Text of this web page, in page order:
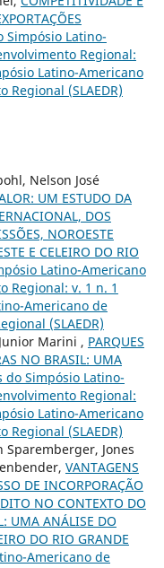
Simpósio Latino-
Regional:
Latino-Americano
Regional (SLAEDR)
Nelson José
UM ESTUDO DA
DOS
NOROESTE
E CELEIRO DO RIO
Latino-Americano
Regional: v. 1 n. 1
Americano de
(SLAEDR)
Marini , PARQUES
NO BRASIL: UMA
do Simpósio Latino-
Regional:
Latino-Americano
Regional (SLAEDR)
Jones
VANTAGENS
DE INCORPORAÇÃO
NO CONTEXTO DO
UMA ANÁLISE DO
DO RIO GRANDE
Americano de